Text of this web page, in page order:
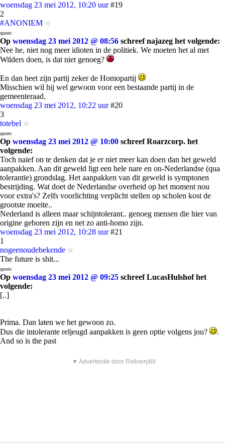
woensdag 23 mei 2012, 10:20 uur #19
2
#ANONIEM
quote:
Op woensdag 23 mei 2012 @ 08:56 schreef najazeg het volgende:
Nee he, niet nog meer idioten in de politiek. We moeten het al met
Wilders doen, is dat niet genoeg?
En dan heet zijn partij zeker de Homopartij
Misschien wil hij wel gewoon voor een bestaande partij in de
gemeenteraad.
woensdag 23 mei 2012, 10:22 uur #20
3
totebel
quote:
Op woensdag 23 mei 2012 @ 10:00 schreef Roarzcorp. het
volgende:
Toch naief on te denken dat je er niet meer kan doen dan het geweld
aanpakken. Aan dit geweld ligt een hele nare en on-Nederlandse (qua
tolerantie) grondslag. Het aanpakken van dit geweld is symptonen
bestrijding. Wat doet de Nederlandse overheid op het moment nou
voor extra's? Zelfs voorlichting verplicht stellen op scholen kost de
grootste moeite..
Nederland is alleen maar schijntolerant.. genoeg mensen die hier van
origine geboren zijn en net zo anti-homo zijn.
woensdag 23 mei 2012, 10:28 uur #21
1
nogeenoudebekende
The future is shit...
quote:
Op woensdag 23 mei 2012 @ 09:25 schreef LucasHulshof het
volgende:
[..]
Prima. Dan laten we het gewoon zo.
Dus die intolerante reljeugd aanpakken is geen optie volgens jou?
.
And so is the past
▼ Advertentie door Refinery89